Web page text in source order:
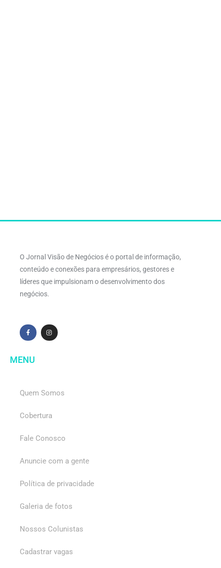
O Jornal Visão de Negócios é o portal de informação,
conteúdo e conexões para empresários, gestores e
líderes que impulsionam o desenvolvimento dos
negócios.
MENU
Quem Somos
Cobertura
Fale Conosco
Anuncie com a gente
Política de privacidade
Galeria de fotos
Nossos Colunistas
Cadastrar vagas